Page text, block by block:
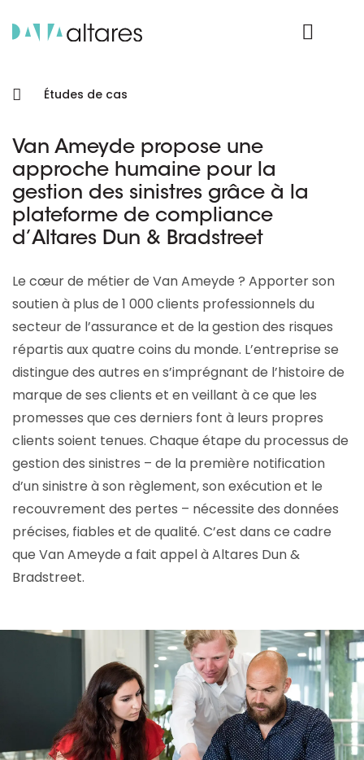
Études de cas
Van Ameyde propose une
approche humaine pour la
gestion des sinistres grâce à la
plateforme de compliance
d’Altares Dun & Bradstreet
Le cœur de métier de Van Ameyde ? Apporter son
soutien à plus de 1 000 clients professionnels du
secteur de l’assurance et de la gestion des risques
répartis aux quatre coins du monde. L’entreprise se
distingue des autres en s’imprégnant de l’histoire de
marque de ses clients et en veillant à ce que les
promesses que ces derniers font à leurs propres
clients soient tenues. Chaque étape du processus de
gestion des sinistres – de la première notification
d’un sinistre à son règlement, son exécution et le
recouvrement des pertes – nécessite des données
précises, fiables et de qualité. C’est dans ce cadre
que Van Ameyde a fait appel à Altares Dun &
Bradstreet.